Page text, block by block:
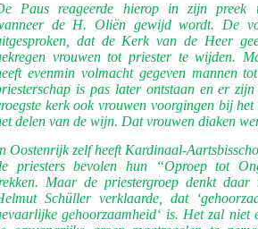
Paus reageerde hierop in zijn preek
de H. Oliën gewijd wordt. De
dat de Kerk van de Heer
vrouwen tot priester te wijden.
evenmin volmacht gegeven mannen
is pas later ontstaan en er
kerk ook vrouwen voorgingen bij
delen van de wijn. Dat vrouwen diaken
Oostenrijk zelf heeft Kardinaal-
priesters bevolen hun “Oproep tot
Maar de priestergroep denkt daar
Schüller verklaarde, dat
gehoorzaamheid‘ is. Het zal niet